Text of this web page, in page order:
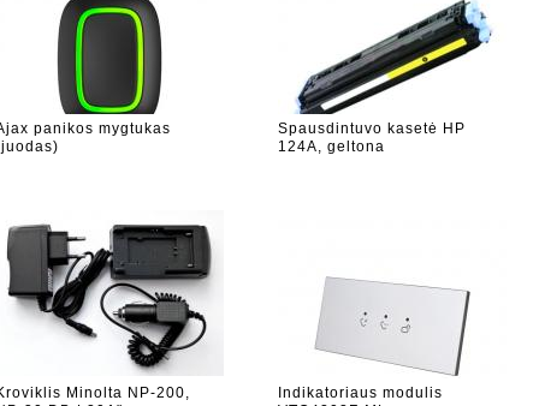
panikos mygtukas
Spausdintuvo kasetė HP
124A, geltona
Minolta NP-200,
Indikatoriaus modulis